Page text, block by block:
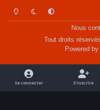
Light ModeDark ModeSystem Preference
Nous
Tout droits
Powered by
Se connecter S’inscrire